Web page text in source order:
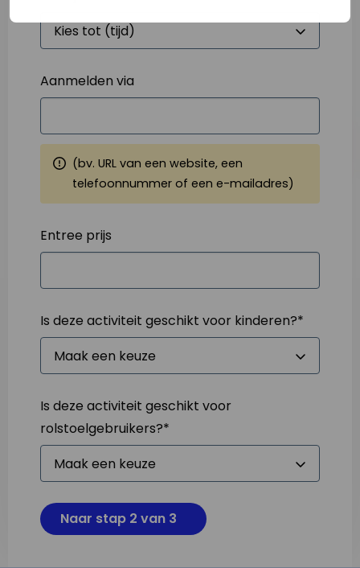
Aanmelden via
(bv. URL van een website, een
telefoonnummer of een e-mailadres)
Entree prijs
Is deze activiteit geschikt voor kinderen?*
Is deze activiteit geschikt voor
rolstoelgebruikers?*